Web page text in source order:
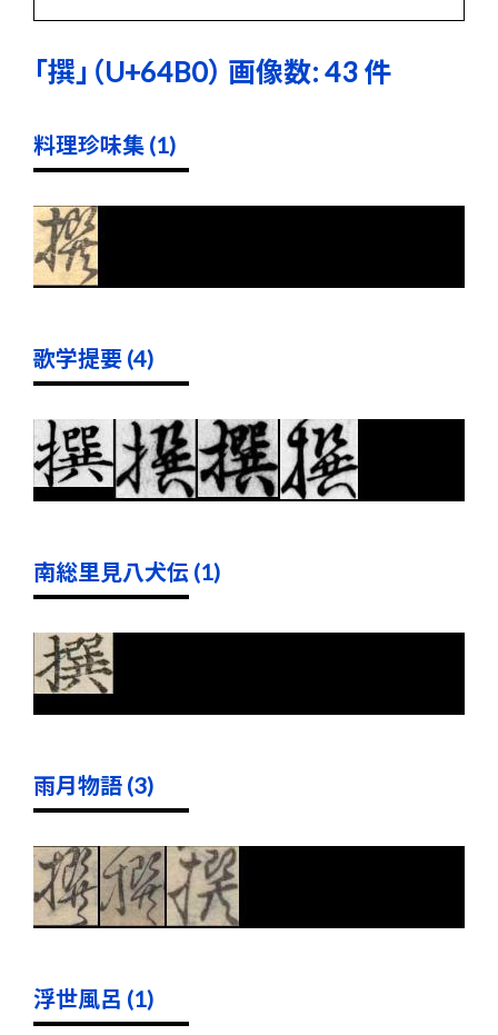
「撰」（U+64B0） 画像数: 43 件
料理珍味集 (1)
歌学提要 (4)
南総里見八犬伝 (1)
雨月物語 (3)
浮世風呂 (1)